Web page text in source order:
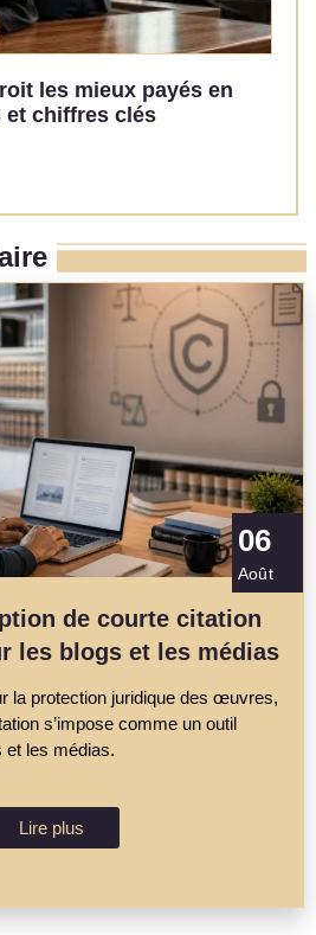
les mieux payés en
et chiffres clés
06
Août
de courte citation
les blogs et les médias
la protection juridique des œuvres,
s’impose comme un outil
et les médias.
Lire plus